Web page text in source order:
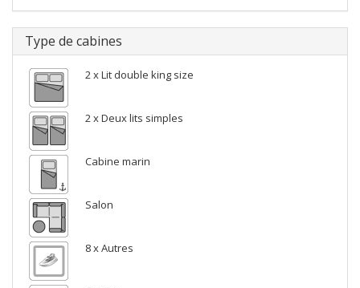
Type de cabines
2 x Lit double king size
2 x Deux lits simples
Cabine marin
Salon
8 x Autres